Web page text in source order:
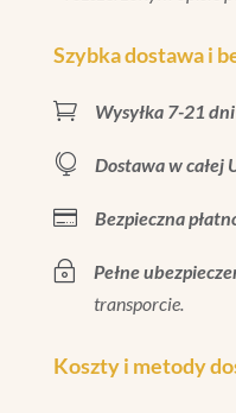
Szybka dostawa i
 Wysyłka 7-21 dni
 Dostawa w całej
 Bezpieczna
~ Pełne
transporcie.
Koszty i metody